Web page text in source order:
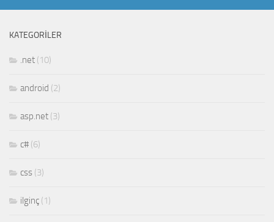
KATEGORILER
.net (10)
android (2)
asp.net (3)
c# (6)
css (3)
ilginç (1)